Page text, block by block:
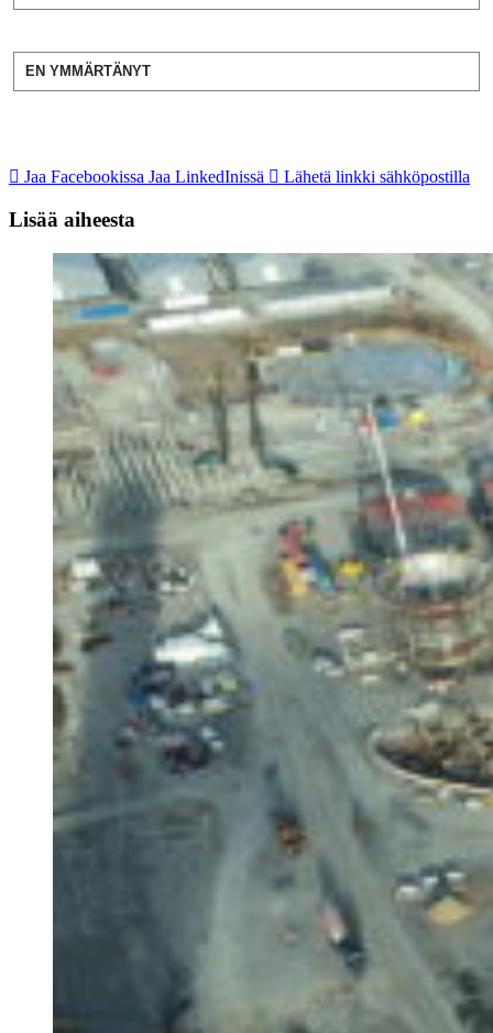
EN YMMÄRTÄNYT
Jaa Facebookissa Jaa LinkedInissä Lähetä linkki sähköpostilla
Lisää aiheesta